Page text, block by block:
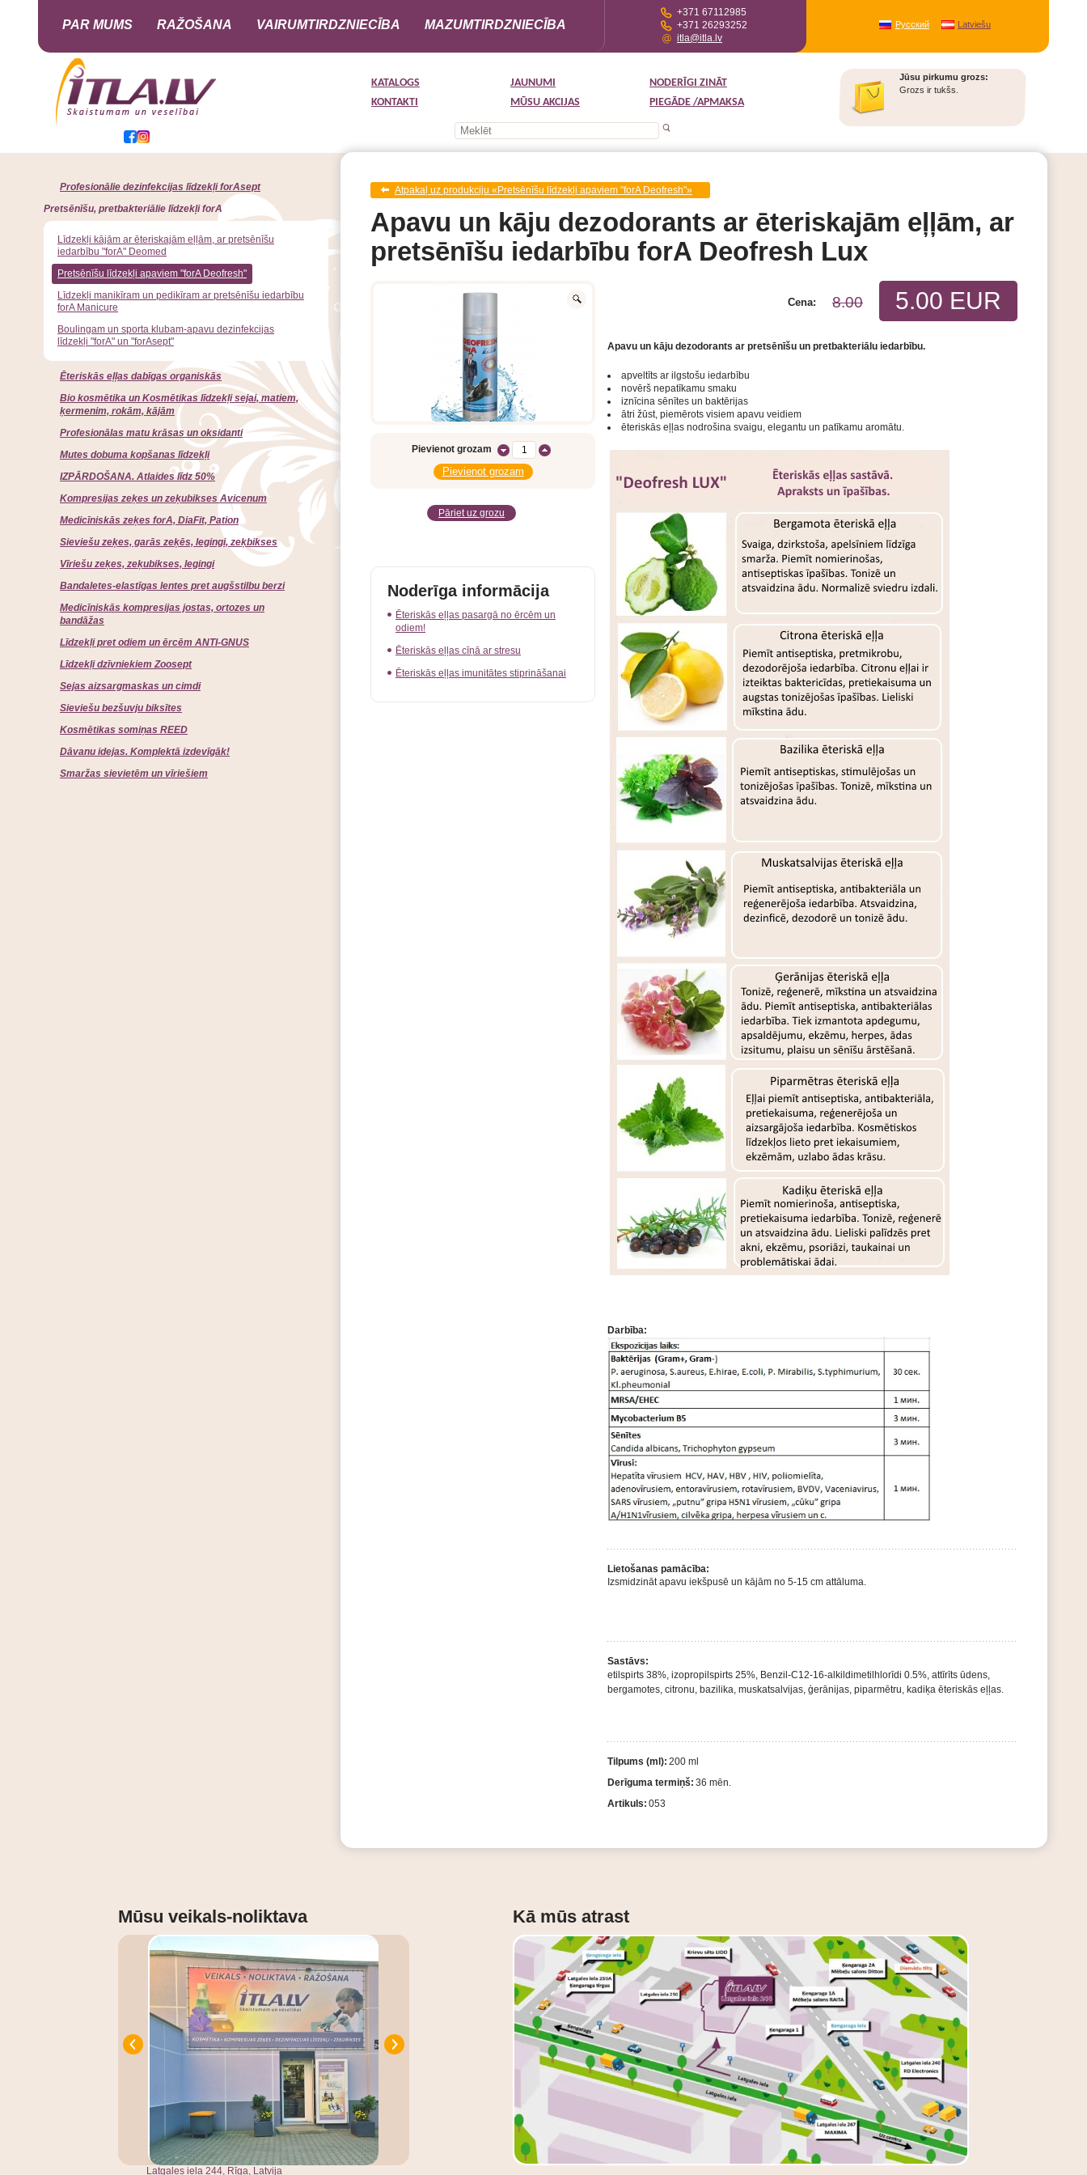
KATALOGS JAUNUMI
NODERĪGI ZINĀT
KONTAKTI
MŪSU AKCIJAS PIEGĀDE /APMAKSA
Jūsu pirkumu grozs:
Grozs ir tukšs.
PAR MUMS RAŽOŠANA VAIRUMTIRDZNIECĪBA MAZUMTIRDZNIECĪBA
+371 67112985
+371 26293252
itla@itla.lv
Русский Latviešu
Atpakaļ uz produkciju «Pretsēnīšu līdzekļi apaviem "forA Deofresh"»
Apavu un kāju dezodorants ar ēteriskajām eļļām, ar
pretsēnīšu iedarbību forA Deofresh Lux
Pievienot grozam
Pāriet uz grozu
Noderīga informācija
Ēteriskās eļļas pasargā no ērcēm un
odiem!
Ēteriskās eļļas cīņā ar stresu
Ēteriskās eļļas imunitātes stiprināšanai
5.00 EUR
8.00
Cena:
Apavu un kāju dezodorants ar pretsēnīšu un pretbakteriālu iedarbību.
apveltīts ar ilgstošu iedarbību
novērš nepatīkamu smaku
iznīcina sēnītes un baktērijas
ātri žūst, piemērots visiem apavu veidiem
ēteriskās eļļas nodrošina svaigu, elegantu un patīkamu aromātu.
Darbība:
Lietošanas pamācība:
Izsmidzināt apavu iekšpusē un kājām no 5-15 cm attāluma.
Sastāvs:
etilspirts 38%, izopropilspirts 25%, Benzil-C12-16-alkildimetilhlorīdi 0.5%, attīrīts ūdens,
bergamotes, citronu, bazilika, muskatsalvijas, ģerānijas, piparmētru, kadiķa ēteriskās eļļas.
Tilpums (ml): 200 ml
Derīguma termiņš: 36 mēn.
Artikuls: 053
Profesionālie dezinfekcijas līdzekļi forAsept
Pretsēnīšu, pretbakteriālie līdzekļi forA
Līdzekļi kājām ar ēteriskajām eļļām, ar pretsēnīšu
iedarbību "forA" Deomed
Pretsēnīšu līdzekļi apaviem "forA Deofresh"
Līdzekļi manikīram un pedikīram ar pretsēnīšu iedarbību
forA Manicure
Boulingam un sporta klubam-apavu dezinfekcijas
līdzekļi "forA" un "forAsept"
Ēteriskās eļļas dabīgas organiskās
Bio kosmētika un Kosmētikas līdzekļi sejai, matiem,
ķermenim, rokām, kājām
Profesionālas matu krāsas un oksidanti
Mutes dobuma kopšanas līdzekļi
IZPĀRDOŠANA. Atlaides līdz 50%
Kompresijas zeķes un zeķubikses Avicenum
Medicīniskās zeķes forA, DiaFit, Pation
Sieviešu zeķes, garās zeķēs, legingi, zeķbikses
Vīriešu zeķes, zeķubikses, legingi
Bandaletes-elastīgas lentes pret augšstilbu berzi
Medicīniskās kompresijas jostas, ortozes un
bandāžas
Līdzekļi pret odiem un ērcēm ANTI-GNUS
Līdzekļi dzīvniekiem Zoosept
Sejas aizsargmaskas un cimdi
Sieviešu bezšuvju biksītes
Kosmētikas somiņas REED
Dāvanu idejas. Komplektā izdevīgāk!
Smaržas sievietēm un vīriešiem
Mūsu veikals-noliktava
Latgales iela 244, Rīga, Latvija
Kā mūs atrast